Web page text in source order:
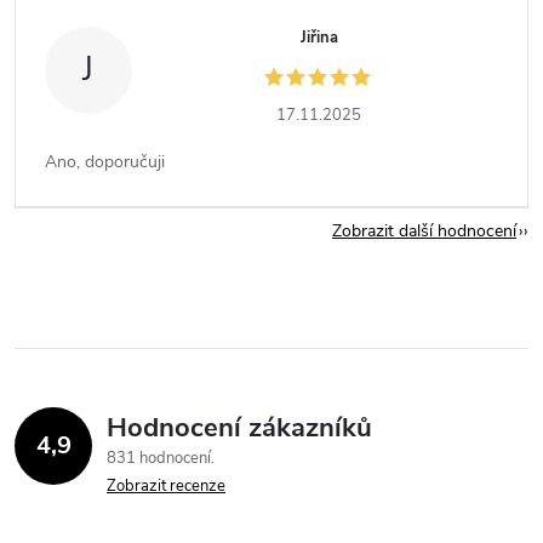
J
Jiřina
17.11.2025
Ano, doporučuji
Zobrazit další hodnocení
4,9 Hodnocení zákazníků
831 hodnocení
Zobrazit recenze